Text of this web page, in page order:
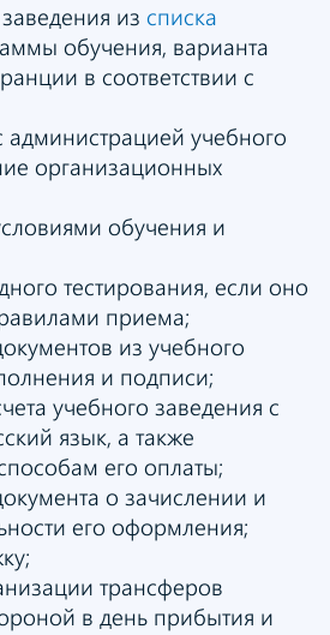
из списка
обучения, варианта
в соответствии с
администрацией учебного
организационных
обучения и
тестирования, если оно
приема;
из учебного
и подписи;
учебного заведения с
язык, а также
его оплаты;
о зачислении и
его оформления;
трансферов
в день прибытия и